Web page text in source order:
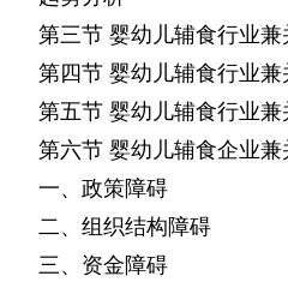
第三节 婴幼儿辅食行业
第四节 婴幼儿辅食行业
第五节 婴幼儿辅食行业
第六节 婴幼儿辅食企业
一、政策障碍
二、组织结构障碍
三、资金障碍